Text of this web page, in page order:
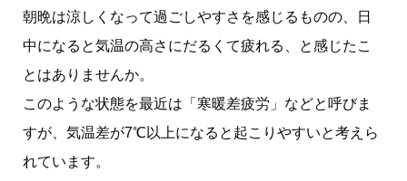
朝晩は涼しくなって過ごしやすさを感じるものの、日
中になると気温の高さにだるくて疲れる、と感じたこ
とはありませんか。
このような状態を最近は「寒暖差疲労」などと呼びま
すが、気温差が7℃以上になると起こりやすいと考えら
れています。